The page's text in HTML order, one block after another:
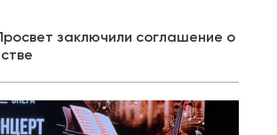
заключили соглашение о